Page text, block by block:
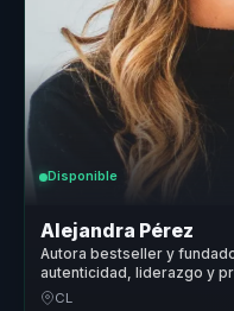
Disponible
Alejandra Pérez
Autora bestseller y
autenticidad, liderazgo y
sentido.
CL